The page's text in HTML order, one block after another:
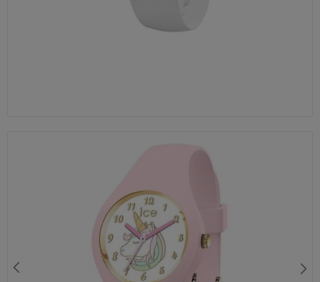
ZEGAREK DLA DZIEWCZYNKI BIAŁY ICE-WATCH „KOLOROWA TĘCZA” 018423